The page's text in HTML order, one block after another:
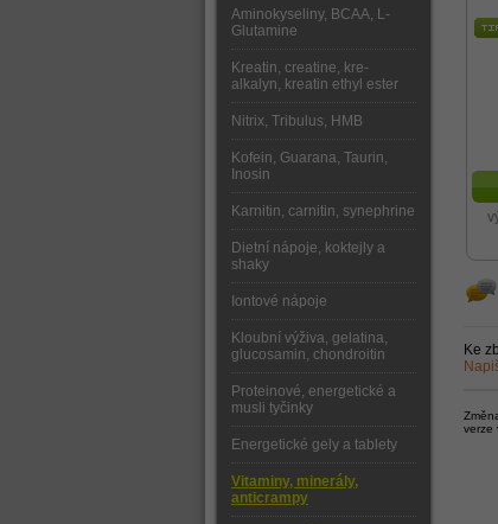
Ke
verze
Aminokyseliny, BCAA, L-
Glutamine
Kreatin, creatine, kre-
alkalyn, kreatin ethyl ester
Nitrix, Tribulus, HMB
Kofein, Guarana, Taurin,
Inosin
Karnitin, carnitin, synephrine
Dietní nápoje, koktejly a
shaky
Iontové nápoje
Kloubní výživa, gelatina,
glucosamin, chondroitin
Proteinové, energetické a
musli tyčinky
Energetické gely a tablety
Vitaminy, minerály,
anticrampy